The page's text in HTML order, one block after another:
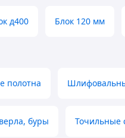
д400 Блок 120 мм
полотна
буры Точильные